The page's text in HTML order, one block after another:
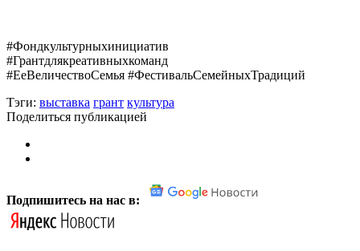
#Фондкультурныхинициатив
#Грантдлякреативныхкоманд
#ЕеВеличествоСемья #ФестивальСемейныхТрадиций
Тэги: выставка грант культура
Поделиться публикацией
Подпишитесь на нас в: